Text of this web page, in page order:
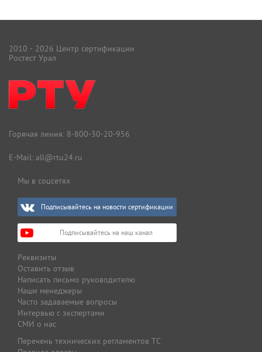
2010 - 2026 Центр сертификации
Ростест Урал
Горячая линия: 8-800-30-20-956
E-Mail: all@rtu24.ru
Мы в соцсетях
Подписывайтесь на новости сертификации
Подписывайтесь на наш канал
Реквизиты
Оставить отзыв
Написать письмо руководителю
Наши менеджеры
Часто задаваемые вопросы
Интервью с экспертами
СМИ о нас
Перечень технических регламентов ТС